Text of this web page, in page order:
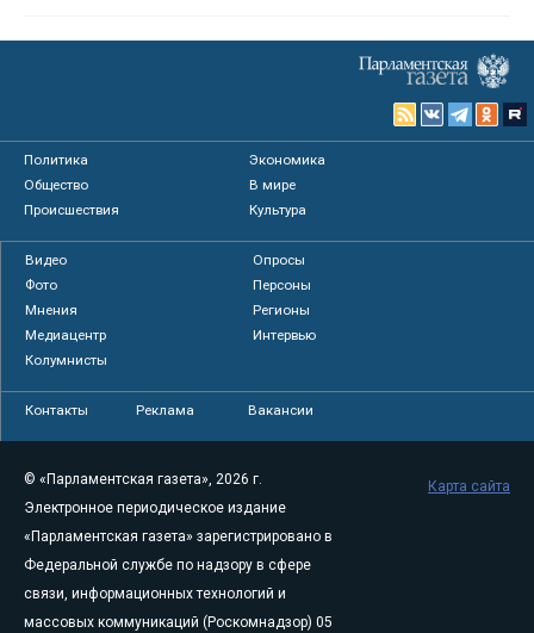
Политика
Экономика
Общество
В мире
Происшествия
Культура
Видео
Опросы
Фото
Персоны
Мнения
Регионы
Медиацентр
Интервью
Колумнисты
Контакты Реклама Вакансии
© «Парламентская газета», 2026 г.
Электронное периодическое издание
«Парламентская газета» зарегистрировано в
Федеральной службе по надзору в сфере
связи, информационных технологий и
массовых коммуникаций (Роскомнадзор) 05
Карта сайта